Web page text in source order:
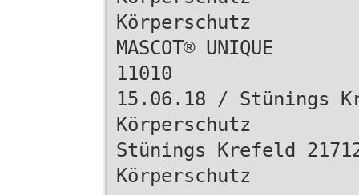
Körperschutz
MASCOT® UNIQUE
11010
15.06.18 / Stünings
Körperschutz
Stünings Krefeld
Körperschutz